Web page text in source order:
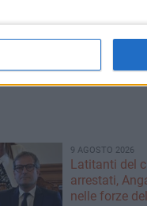
9 AGOSTO 2026
Latitanti del
arrestati,
nelle forze